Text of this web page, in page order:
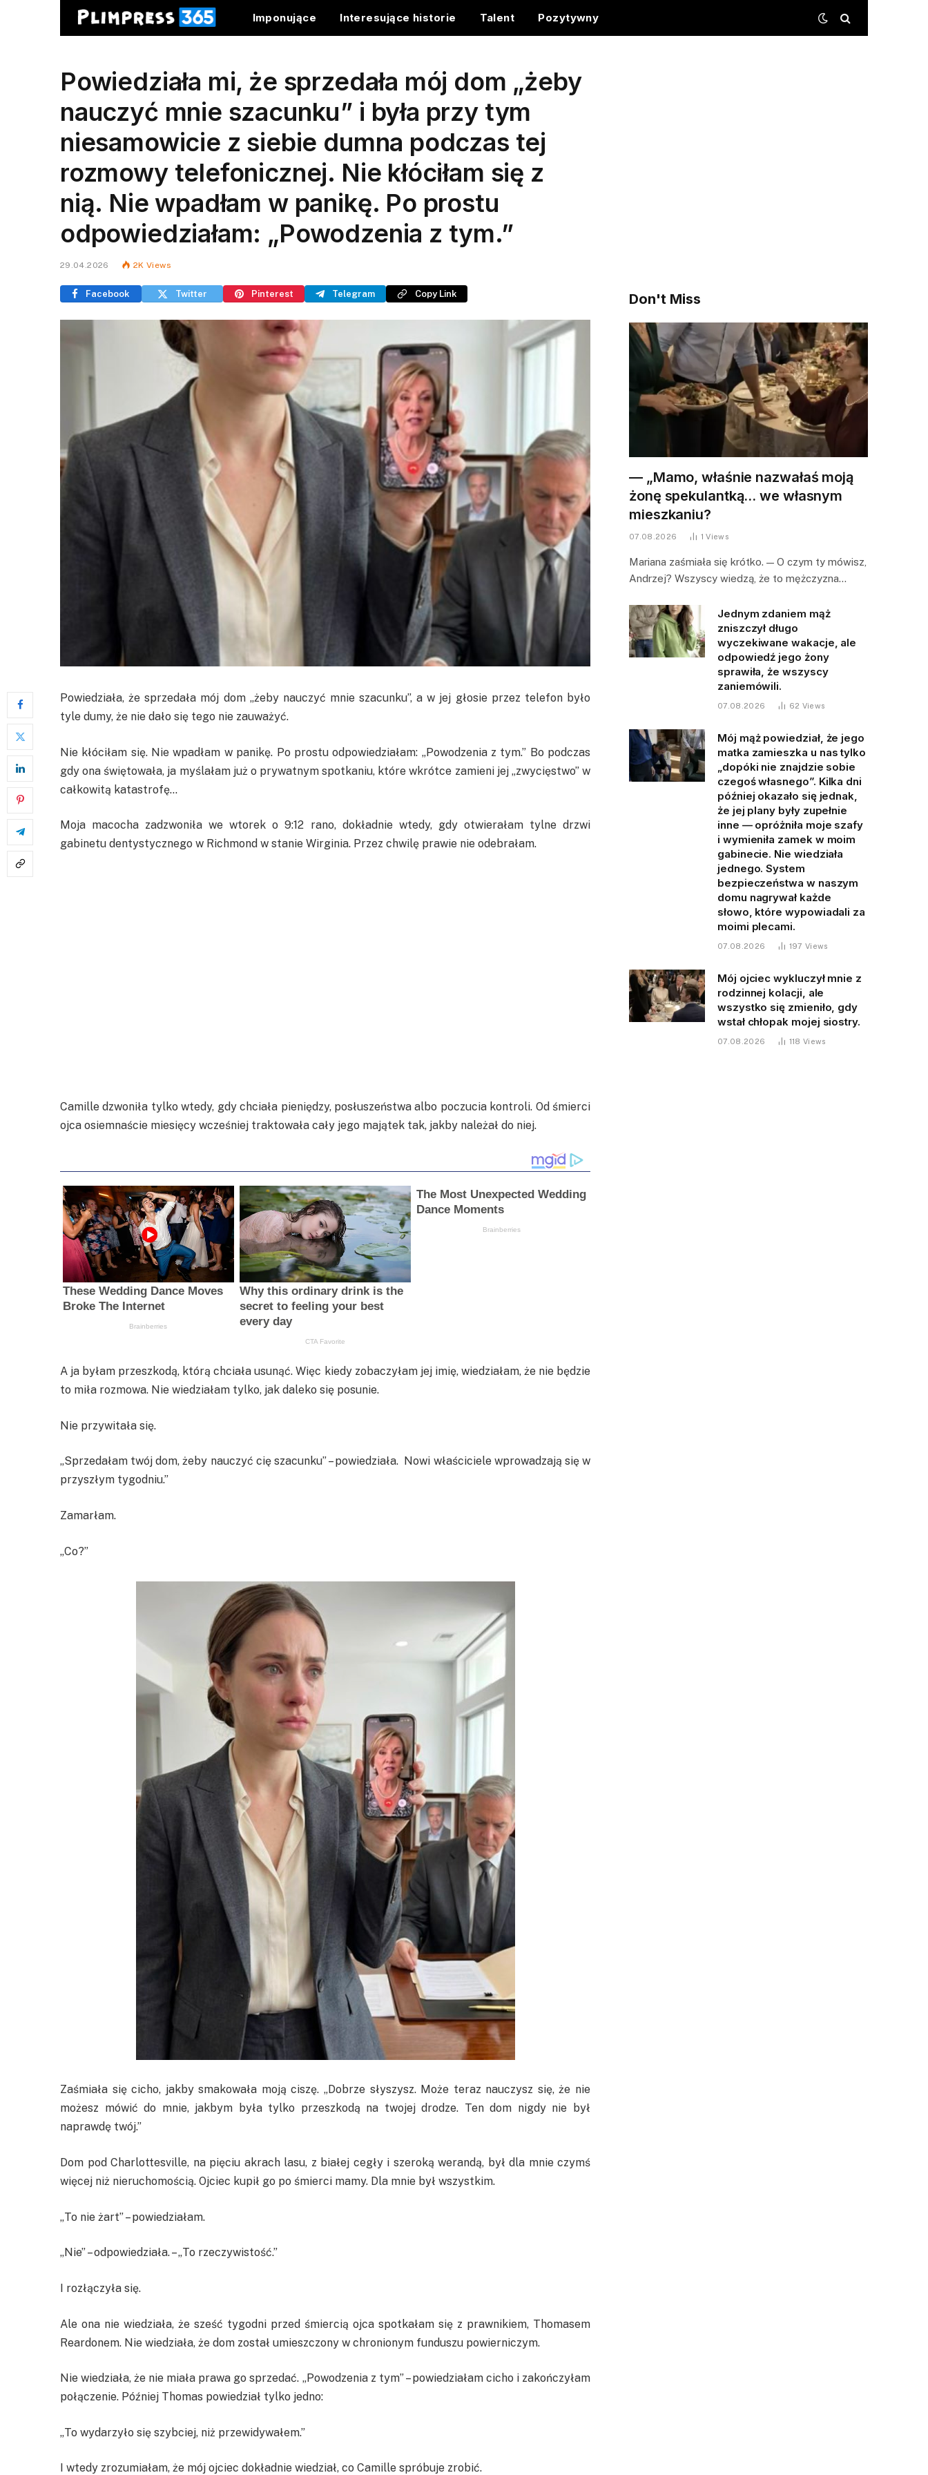
Imponujące Interesujące historie Talent Pozytywny
Powiedziała mi, że sprzedała mój dom „żeby
nauczyć mnie szacunku” i była przy tym
niesamowicie z siebie dumna podczas tej
rozmowy telefonicznej. Nie kłóciłam się z
nią. Nie wpadłam w panikę. Po prostu
odpowiedziałam: „Powodzenia z tym.”
29.04.2026 2KViews
Facebook Twitter Pinterest Telegram Copy Link
Powiedziała, że sprzedała mój dom „żeby nauczyć mnie szacunku”, a w jej głosie przez telefon było
tyle dumy, że nie dało się tego nie zauważyć.
Nie kłóciłam się. Nie wpadłam w panikę. Po prostu odpowiedziałam: „Powodzenia z tym.” Bo podczas
gdy ona świętowała, ja myślałam już o prywatnym spotkaniu, które wkrótce zamieni jej „zwycięstwo” w
całkowitą katastrofę…
Moja macocha zadzwoniła we wtorek o 9:12 rano, dokładnie wtedy, gdy otwierałam tylne drzwi
gabinetu dentystycznego w Richmond w stanie Wirginia. Przez chwilę prawie nie odebrałam.
Camille dzwoniła tylko wtedy, gdy chciała pieniędzy, posłuszeństwa albo poczucia kontroli. Od śmierci
ojca osiemnaście miesięcy wcześniej traktowała cały jego majątek tak, jakby należał do niej.
A ja byłam przeszkodą, którą chciała usunąć. Więc kiedy zobaczyłam jej imię, wiedziałam, że nie będzie
to miła rozmowa. Nie wiedziałam tylko, jak daleko się posunie.
Nie przywitała się.
„Sprzedałam twój dom, żeby nauczyć cię szacunku” – powiedziała. Nowi właściciele wprowadzają się w
przyszłym tygodniu.”
Zamarłam.
„Co?”
Zaśmiała się cicho, jakby smakowała moją ciszę. „Dobrze słyszysz. Może teraz nauczysz się, że nie
możesz mówić do mnie, jakbym była tylko przeszkodą na twojej drodze. Ten dom nigdy nie był
naprawdę twój.”
Dom pod Charlottesville, na pięciu akrach lasu, z białej cegły i szeroką werandą, był dla mnie czymś
więcej niż nieruchomością. Ojciec kupił go po śmierci mamy. Dla mnie był wszystkim.
„To nie żart” – powiedziałam.
„Nie” – odpowiedziała. – „To rzeczywistość.”
I rozłączyła się.
Ale ona nie wiedziała, że sześć tygodni przed śmiercią ojca spotkałam się z prawnikiem, Thomasem
Reardonem. Nie wiedziała, że dom został umieszczony w chronionym funduszu powierniczym.
Nie wiedziała, że nie miała prawa go sprzedać. „Powodzenia z tym” – powiedziałam cicho i zakończyłam
połączenie. Później Thomas powiedział tylko jedno:
„To wydarzyło się szybciej, niż przewidywałem.”
I wtedy zrozumiałam, że mój ojciec dokładnie wiedział, co Camille spróbuje zrobić.
Don't Miss
— „Mamo, właśnie nazwałaś moją
żonę spekulantką… we własnym
mieszkaniu?
07.08.2026 1Views
Mariana zaśmiała się krótko. — O czym ty mówisz,
Andrzej? Wszyscy wiedzą, że to mężczyzna…
Jednym zdaniem mąż
zniszczył długo
wyczekiwane wakacje, ale
odpowiedź jego żony
sprawiła, że wszyscy
zaniemówili.
07.08.2026 62 Views
Mój mąż powiedział, że jego
matka zamieszka u nas tylko
„dopóki nie znajdzie sobie
czegoś własnego”. Kilka dni
później okazało się jednak,
że jej plany były zupełnie
inne — opróżniła moje szafy
i wymieniła zamek w moim
gabinecie. Nie wiedziała
jednego. System
bezpieczeństwa w naszym
domu nagrywał każde
słowo, które wypowiadali za
moimi plecami.
07.08.2026 197 Views
Mój ojciec wykluczył mnie z
rodzinnej kolacji, ale
wszystko się zmieniło, gdy
wstał chłopak mojej siostry.
07.08.2026 118 Views